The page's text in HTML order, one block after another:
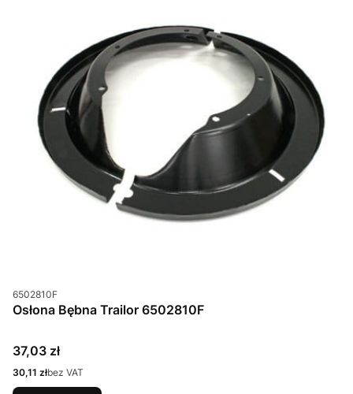
Kod produktu
6502810F
Osłona Bębna Trailor 6502810F
Cena
37,03 zł
Cena
30,11 złbez VAT